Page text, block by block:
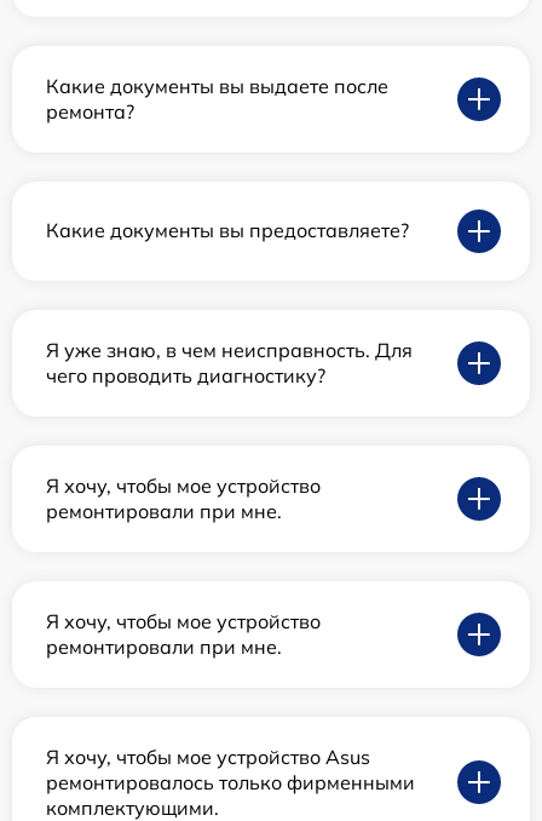
Какие документы вы выдаете после
ремонта?
Какие документы вы предоставляете?
Я уже знаю, в чем неисправность. Для
чего проводить диагностику?
Я хочу, чтобы мое устройство
ремонтировали при мне.
Я хочу, чтобы мое устройство
ремонтировали при мне.
Я хочу, чтобы мое устройство Asus
ремонтировалось только фирменными
комплектующими.